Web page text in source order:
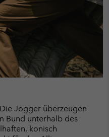
Jogger überzeugen
Bund unterhalb des
konisch